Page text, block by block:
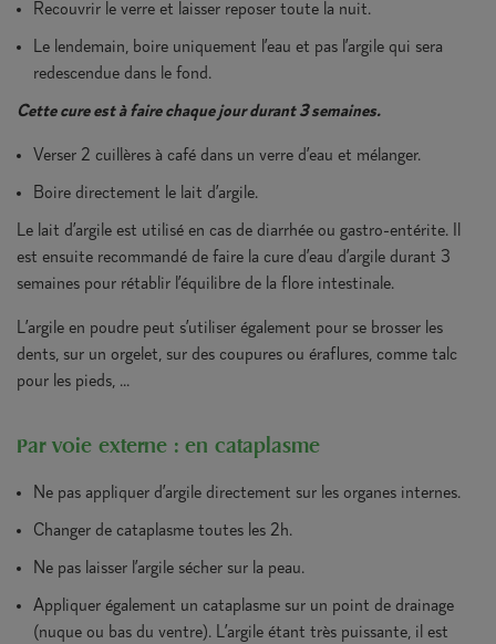
Recouvrir le verre et laisser reposer toute la nuit.
Le lendemain, boire uniquement l’eau et pas l’argile qui sera
redescendue dans le fond.
Cette cure est à faire chaque jour durant 3 semaines.
Verser 2 cuillères à café dans un verre d’eau et mélanger.
Boire directement le lait d’argile.
Le lait d’argile est utilisé en cas de diarrhée ou gastro-entérite. Il
est ensuite recommandé de faire la cure d’eau d’argile durant 3
semaines pour rétablir l’équilibre de la flore intestinale.
L’argile en poudre peut s’utiliser également pour se brosser les
dents, sur un orgelet, sur des coupures ou éraflures, comme talc
pour les pieds, ...
Par voie externe : en cataplasme
Ne pas appliquer d’argile directement sur les organes internes.
Changer de cataplasme toutes les 2h.
Ne pas laisser l’argile sécher sur la peau.
Appliquer également un cataplasme sur un point de drainage
(nuque ou bas du ventre). L’argile étant très puissante, il est